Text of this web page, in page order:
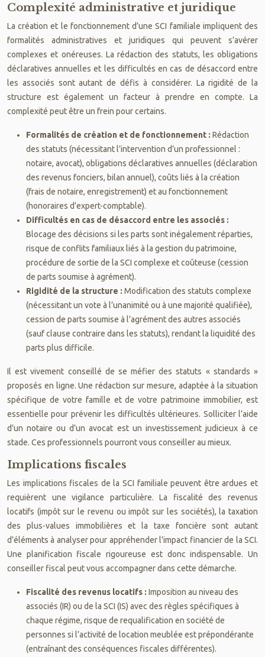
Complexité administrative et juridique
La création et le fonctionnement d’une SCI familiale impliquent des
formalités administratives et juridiques qui peuvent s’avérer
complexes et onéreuses. La rédaction des statuts, les obligations
déclaratives annuelles et les difficultés en cas de désaccord entre
les associés sont autant de défis à considérer. La rigidité de la
structure est également un facteur à prendre en compte. La
complexité peut être un frein pour certains.
Formalités de création et de fonctionnement : Rédaction
des statuts (nécessitant l’intervention d’un professionnel :
notaire, avocat), obligations déclaratives annuelles (déclaration
des revenus fonciers, bilan annuel), coûts liés à la création
(frais de notaire, enregistrement) et au fonctionnement
(honoraires d’expert-comptable).
Difficultés en cas de désaccord entre les associés :
Blocage des décisions si les parts sont inégalement réparties,
risque de conflits familiaux liés à la gestion du patrimoine,
procédure de sortie de la SCI complexe et coûteuse (cession
de parts soumise à agrément).
Rigidité de la structure : Modification des statuts complexe
(nécessitant un vote à l’unanimité ou à une majorité qualifiée),
cession de parts soumise à l’agrément des autres associés
(sauf clause contraire dans les statuts), rendant la liquidité des
parts plus difficile.
Il est vivement conseillé de se méfier des statuts « standards »
proposés en ligne. Une rédaction sur mesure, adaptée à la situation
spécifique de votre famille et de votre patrimoine immobilier, est
essentielle pour prévenir les difficultés ultérieures. Solliciter l’aide
d’un notaire ou d’un avocat est un investissement judicieux à ce
stade. Ces professionnels pourront vous conseiller au mieux.
Implications fiscales
Les implications fiscales de la SCI familiale peuvent être ardues et
requièrent une vigilance particulière. La fiscalité des revenus
locatifs (impôt sur le revenu ou impôt sur les sociétés), la taxation
des plus-values immobilières et la taxe foncière sont autant
d’éléments à analyser pour appréhender l’impact financier de la SCI.
Une planification fiscale rigoureuse est donc indispensable. Un
conseiller fiscal peut vous accompagner dans cette démarche.
Fiscalité des revenus locatifs : Imposition au niveau des
associés (IR) ou de la SCI (IS) avec des règles spécifiques à
chaque régime, risque de requalification en société de
personnes si l’activité de location meublée est prépondérante
(entraînant des conséquences fiscales différentes).